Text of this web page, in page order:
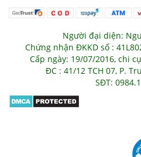
Người đại diện:
Chứng nhận ĐKKD số :
Cấp ngày: 19/07/2016, chi
ĐC : 41/12 TCH 07, P.
SĐT: